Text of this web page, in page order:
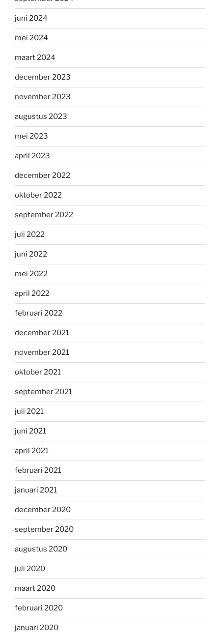
juni 2024
mei 2024
maart 2024
december 2023
november 2023
augustus 2023
mei 2023
april 2023
december 2022
oktober 2022
september 2022
juli 2022
juni 2022
mei 2022
april 2022
februari 2022
december 2021
november 2021
oktober 2021
september 2021
juli 2021
juni 2021
april 2021
februari 2021
januari 2021
december 2020
september 2020
augustus 2020
juli 2020
maart 2020
februari 2020
januari 2020